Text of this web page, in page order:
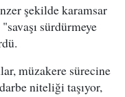
şekilde karamsar
sürdürmeye
müzakere sürecine
niteliği taşıyor,